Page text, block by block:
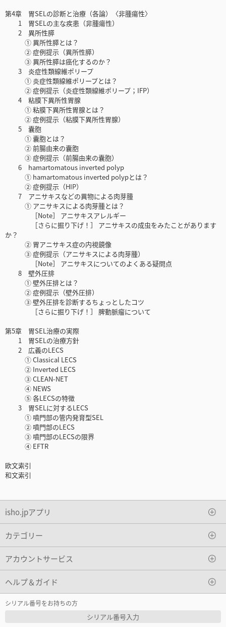
第4章 胃SELの診断と治療（各論）〈非腫瘍性〉
1 胃SELの主な疾患（非腫瘍性）
2 異所性膵
① 異所性膵とは？
② 症例提示（異所性膵）
③ 異所性膵は癌化するのか？
3 炎症性類線維ポリープ
① 炎症性類線維ポリープとは？
② 症例提示（炎症性類線維ポリープ；IFP）
4 粘膜下異所性胃腺
① 粘膜下異所性胃腺とは？
② 症例提示（粘膜下異所性胃腺）
5 囊胞
① 囊胞とは？
② 前腸由来の囊胞
③ 症例提示（前腸由来の囊胞）
6 hamartomatous inverted polyp
① hamartomatous inverted polypとは？
② 症例提示（HIP）
7 アニサキスなどの異物による肉芽腫
① アニサキスによる肉芽腫とは？
［Note］ アニサキスアレルギー
［さらに掘り下げ！］ アニサキスの成虫をみたことがあります
か？
② 胃アニサキス症の内視鏡像
③ 症例提示（アニサキスによる肉芽腫）
［Note］ アニサキスについてのよくある疑問点
8 壁外圧排
① 壁外圧排とは？
② 症例提示（壁外圧排）
③ 壁外圧排を診断するちょっとしたコツ
［さらに掘り下げ！］ 脾動脈瘤について
第5章 胃SEL治療の実際
1 胃SELの治療方針
2 広義のLECS
① Classical LECS
② Inverted LECS
③ CLEAN-NET
④ NEWS
⑤ 各LECSの特徴
3 胃SELに対するLECS
① 噴門部の管内発育型SEL
② 噴門部のLECS
③ 噴門部のLECSの限界
④ EFTR
欧文索引
和文索引
isho.jpアプリ
カテゴリー
アカウントサービス
ヘルプ＆ガイド
シリアル番号をお持ちの方
シリアル番号入力